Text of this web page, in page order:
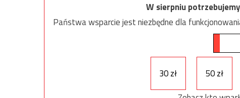
W sierpniu
Państwa wsparcie jest niezbędne dla
30 zł 50 zł